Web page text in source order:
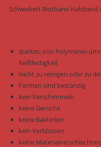
Schweikert Biothane Halsband
starkes, von Polymeren
Reißfestigkeit
leicht zu reinigen oder zu
Formen sind beständig
kein Verschimmeln
keine Gerüche
keine Bakterien
kein Verblassen
keine